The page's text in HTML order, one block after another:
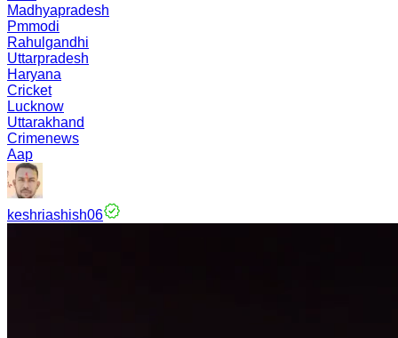
Madhyapradesh
Pmmodi
Rahulgandhi
Uttarpradesh
Haryana
Cricket
Lucknow
Uttarakhand
Crimenews
Aap
keshriashish06